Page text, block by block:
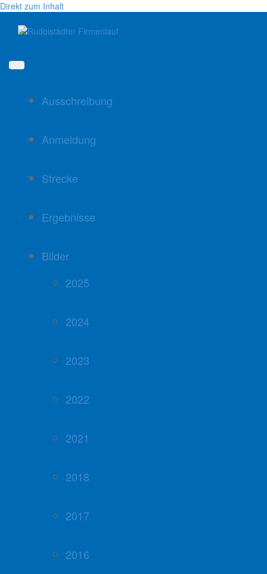
Direkt zum Inhalt
Ausschreibung
Anmeldung
Strecke
Ergebnisse
Bilder
2025
2024
2023
2022
2021
2018
2017
2016